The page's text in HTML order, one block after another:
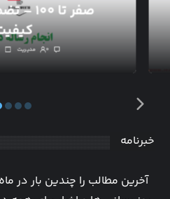
صفر تا
مدیریت ۰
خبرنامه
آخرین مطالب را چندین بار در